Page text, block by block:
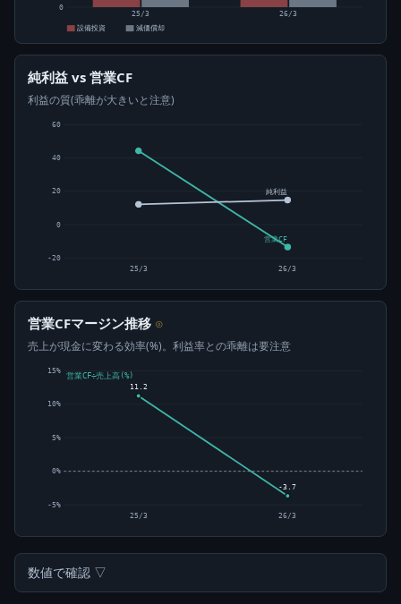
0
25/3
26/3
設備投資
減価償却
純利益 vs 営業CF
利益の質(乖離が大きいと注意)
-20
0
20
40
60
営業CF
純利益
25/3 26/3
営業CFマージン推移 ⊙
売上が現金に変わる効率(%)。利益率との乖離は要注意
-5%
0%
5%
10%
15%
11.2
25/3
-3.7
26/3
営業CF÷売上高(%)
数値で確認 ▽